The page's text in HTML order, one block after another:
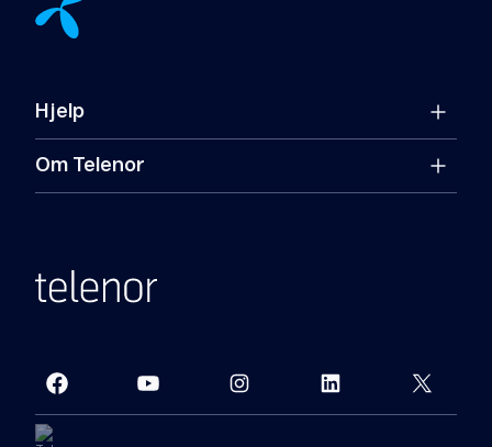
Hjelp
Om Telenor